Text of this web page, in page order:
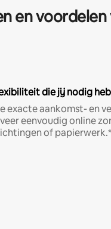
en
die jij nodig
exacte aankomst- en
eenvoudig online
of papierwerk.*